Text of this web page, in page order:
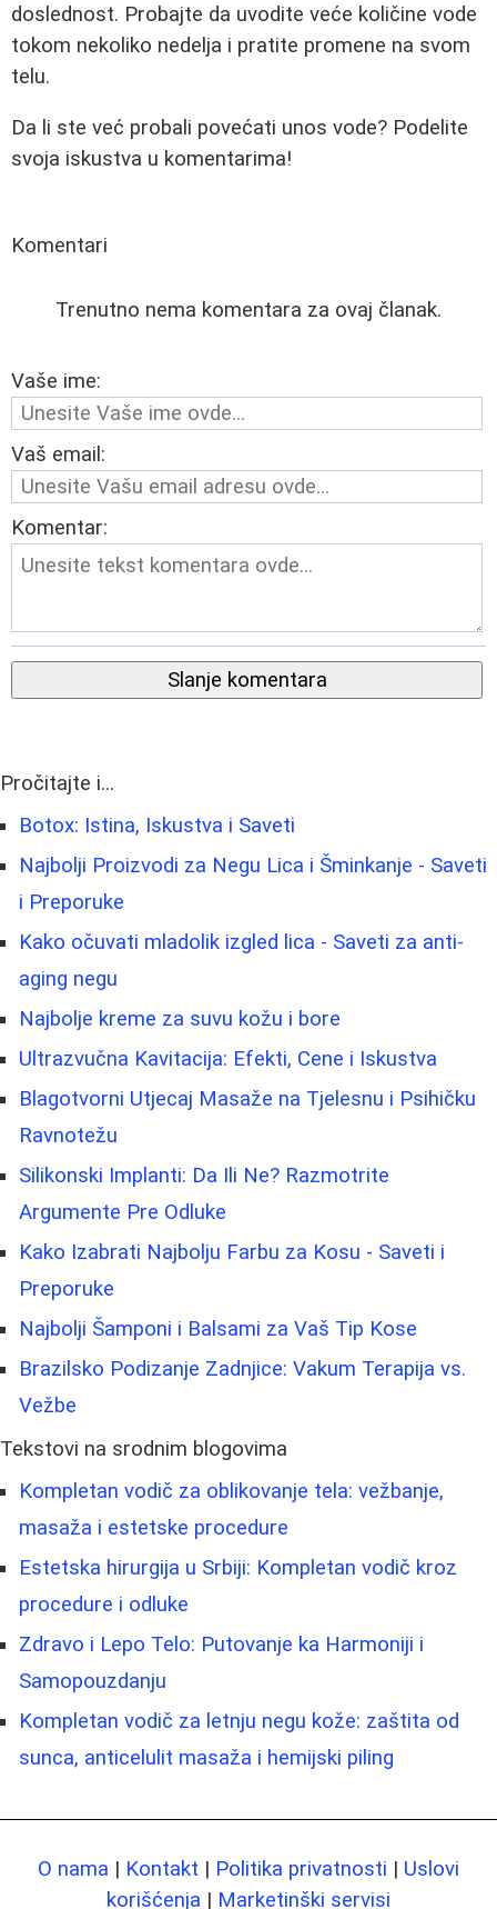
doslednost. Probajte da uvodite veće količine vode
tokom nekoliko nedelja i pratite promene na svom
telu.
Da li ste već probali povećati unos vode? Podelite
svoja iskustva u komentarima!
Komentari
Trenutno nema komentara za ovaj članak.
Vaše ime:
Vaš email:
Komentar:
Slanje komentara
Pročitajte i...
Botox: Istina, Iskustva i Saveti
Najbolji Proizvodi za Negu Lica i Šminkanje - Saveti
i Preporuke
Kako očuvati mladolik izgled lica - Saveti za anti-
aging negu
Najbolje kreme za suvu kožu i bore
Ultrazvučna Kavitacija: Efekti, Cene i Iskustva
Blagotvorni Utjecaj Masaže na Tjelesnu i Psihičku
Ravnotežu
Silikonski Implanti: Da Ili Ne? Razmotrite
Argumente Pre Odluke
Kako Izabrati Najbolju Farbu za Kosu - Saveti i
Preporuke
Najbolji Šamponi i Balsami za Vaš Tip Kose
Brazilsko Podizanje Zadnjice: Vakum Terapija vs.
Vežbe
Tekstovi na srodnim blogovima
Kompletan vodič za oblikovanje tela: vežbanje,
masaža i estetske procedure
Estetska hirurgija u Srbiji: Kompletan vodič kroz
procedure i odluke
Zdravo i Lepo Telo: Putovanje ka Harmoniji i
Samopouzdanju
Kompletan vodič za letnju negu kože: zaštita od
sunca, anticelulit masaža i hemijski piling
O nama | Kontakt | Politika privatnosti | Uslovi
korišćenja | Marketinški servisi